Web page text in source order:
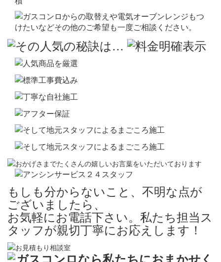
もしも分からないこと、不明な点が
ございましたら、
お気軽にお電話下さい。私たち担当ス
タッフが親切丁寧にお応えします！